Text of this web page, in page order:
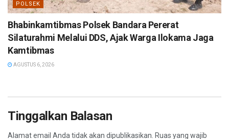
POLSEK
Bhabinkamtibmas Polsek Bandara Pererat
Silaturahmi Melalui DDS, Ajak Warga Ilokama Jaga
Kamtibmas
AGUSTUS 6, 2026
Tinggalkan Balasan
Alamat email Anda tidak akan dipublikasikan. Ruas yang wajib